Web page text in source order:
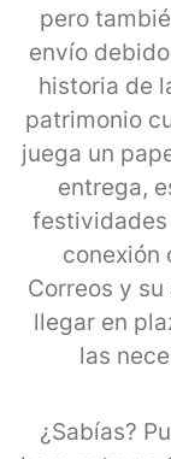
pero
envío
historia de
patrimonio
juega un
entrega,
festividades
conexión
Correos y
llegar en
las
¿Sabías?